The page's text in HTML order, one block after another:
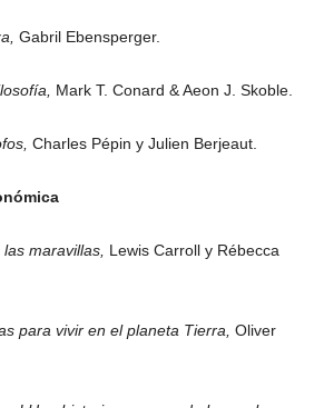
Gabril Ebensperger.
Mark T. Conard & Aeon J. Skoble.
Charles Pépin y Julien Berjeaut.
maravillas, Lewis Carroll y Rébecca
para vivir en el planeta Tierra, Oliver